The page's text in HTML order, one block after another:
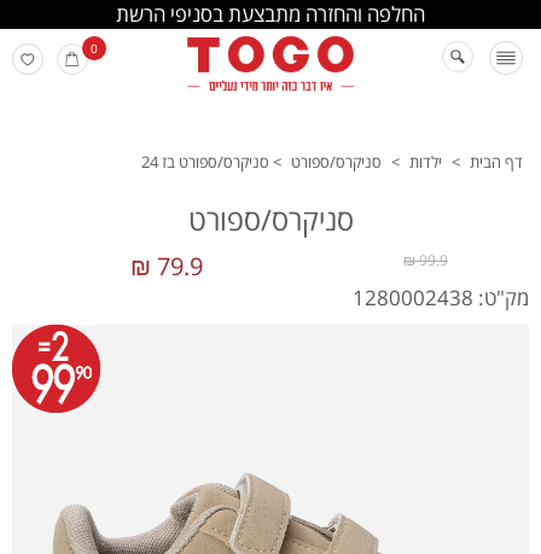
החלפה והחזרה מתבצעת בסניפי הרשת
0
דף הבית > ילדות > סניקרס/ספורט > סניקרס/ספורט בז 24
סניקרס/ספורט
79.9 ₪ 99.9 ₪
מק"ט: 1280002438